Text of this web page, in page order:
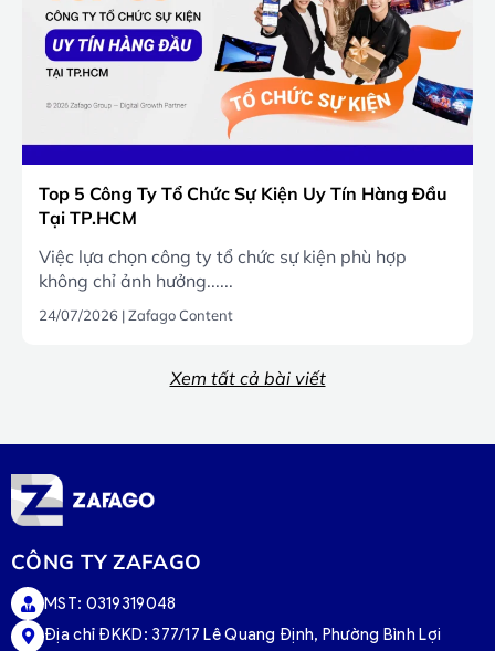
Top 5 Công Ty Tổ Chức Sự Kiện Uy Tín Hàng Đầu
Tại TP.HCM
Việc lựa chọn công ty tổ chức sự kiện phù hợp
không chỉ ảnh hưởng......
24/07/2026 |Zafago Content
Xem tất cả bài viết
CÔNG TY ZAFAGO
MST: 0319319048
Địa chỉ ĐKKD: 377/17 Lê Quang Định, Phường Bình Lợi